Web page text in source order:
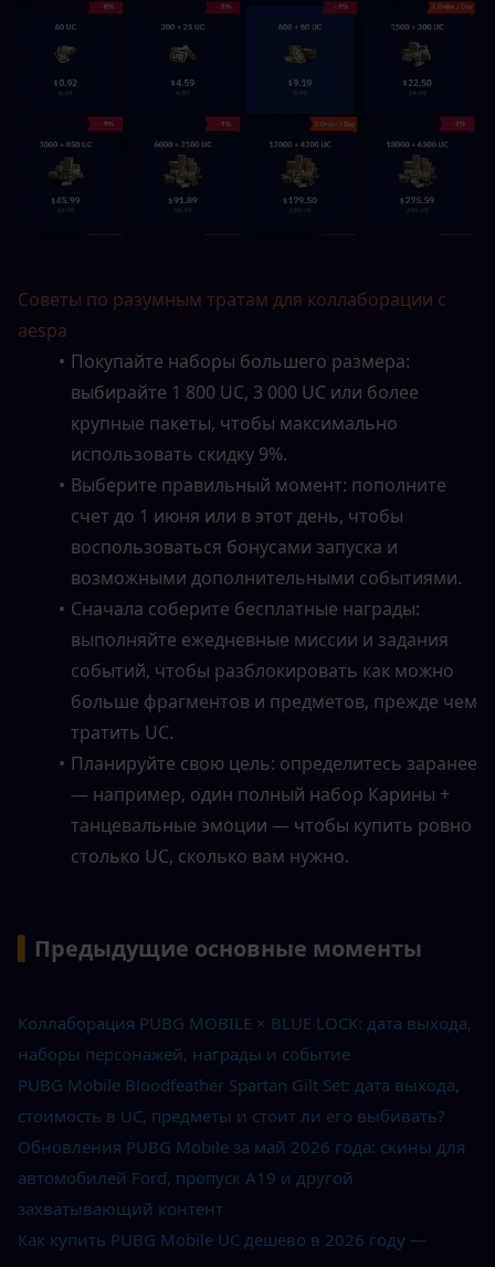
Советы по разумным тратам для коллаборации с
aespa
Покупайте наборы большего размера:
выбирайте 1 800 UC, 3 000 UC или более
крупные пакеты, чтобы максимально
использовать скидку 9%.
Выберите правильный момент: пополните
счет до 1 июня или в этот день, чтобы
воспользоваться бонусами запуска и
возможными дополнительными событиями.
Сначала соберите бесплатные награды:
выполняйте ежедневные миссии и задания
событий, чтобы разблокировать как можно
больше фрагментов и предметов, прежде чем
тратить UC.
Планируйте свою цель: определитесь заранее
— например, один полный набор Карины +
танцевальные эмоции — чтобы купить ровно
столько UC, сколько вам нужно.
Предыдущие основные моменты
Коллаборация PUBG MOBILE × BLUE LOCK: дата выхода,
наборы персонажей, награды и событие
PUBG Mobile Bloodfeather Spartan Gilt Set: дата выхода,
стоимость в UC, предметы и стоит ли его выбивать?
Обновления PUBG Mobile за май 2026 года: скины для
автомобилей Ford, пропуск A19 и другой
захватывающий контент
Как купить PUBG Mobile UC дешево в 2026 году —